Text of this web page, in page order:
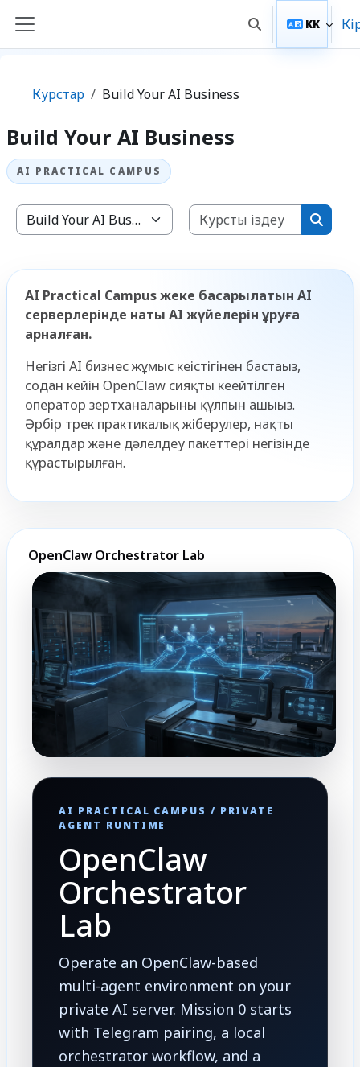
Side panel Toggle search
KK
Курстар Build Your AI Business
Build Your AI Business
Курстардың санаттары
Курсты
AI Practical Campus жеке басқарылатын AI
серверлерінде нақты AI жүйелерін құруға
арналған.
Негізгі AI бизнес жұмыс кеңістігінен бастаңыз,
содан кейін OpenClaw сияқты кеңейтілген
оператор зертханаларының құлпын ашыңыз.
Әрбір трек практикалық жіберулер, нақты
құралдар және дәлелдеу пакеттері негізінде
құрастырылған.
OpenClaw Orchestrator Lab
AI PRACTICAL CAMPUS / PRIVATE
AGENT RUNTIME
OpenClaw
Orchestrator
Lab
Operate an OpenClaw-based
multi-agent environment on your
private AI server. Mission 0 starts
with Telegram pairing, a local
orchestrator workflow, and a